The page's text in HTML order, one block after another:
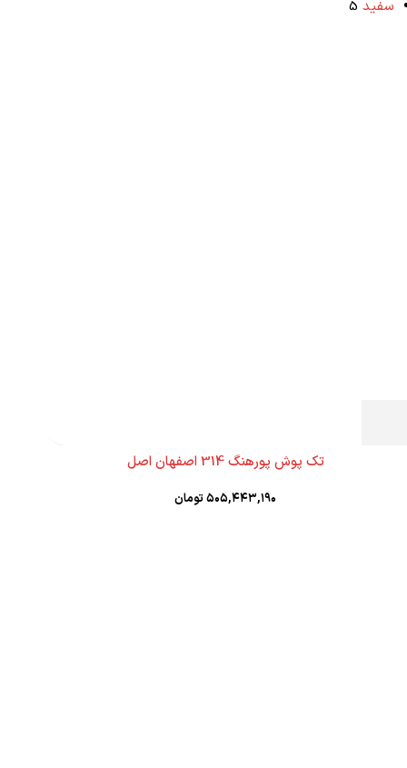
سفید 5
تک پوش پورهنگ 314 اصفهان اصل
۵۰۵,۴۴۳,۱۹۰تومان